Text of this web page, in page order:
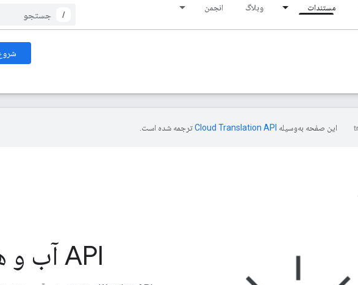
مستندات وبلاگ انجمن
/
این صفحه به‌وسیله ترجمه شده است.
API آب و هوا